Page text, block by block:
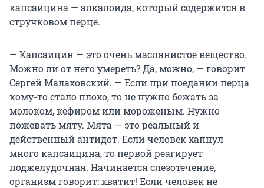
капсаицина — алкалоида, который содержится в
стручковом перце.
— Капсаицин — это очень маслянистое вещество.
Можно ли от него умереть? Да, можно, — говорит
Сергей Малаховский. — Если при поедании перца
кому-то стало плохо, то не нужно бежать за
молоком, кефиром или мороженым. Нужно
пожевать мяту. Мята — это реальный и
действенный антидот. Если человек хапнул
много капсаицина, то первой реагирует
поджелудочная. Начинается слезотечение,
организм говорит: хватит! Если человек не